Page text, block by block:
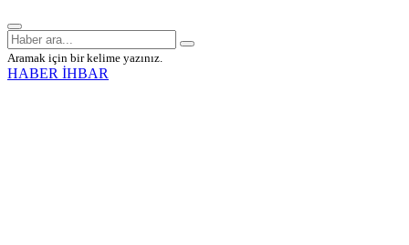
Aramak için bir kelime yazınız.
HABER İHBAR